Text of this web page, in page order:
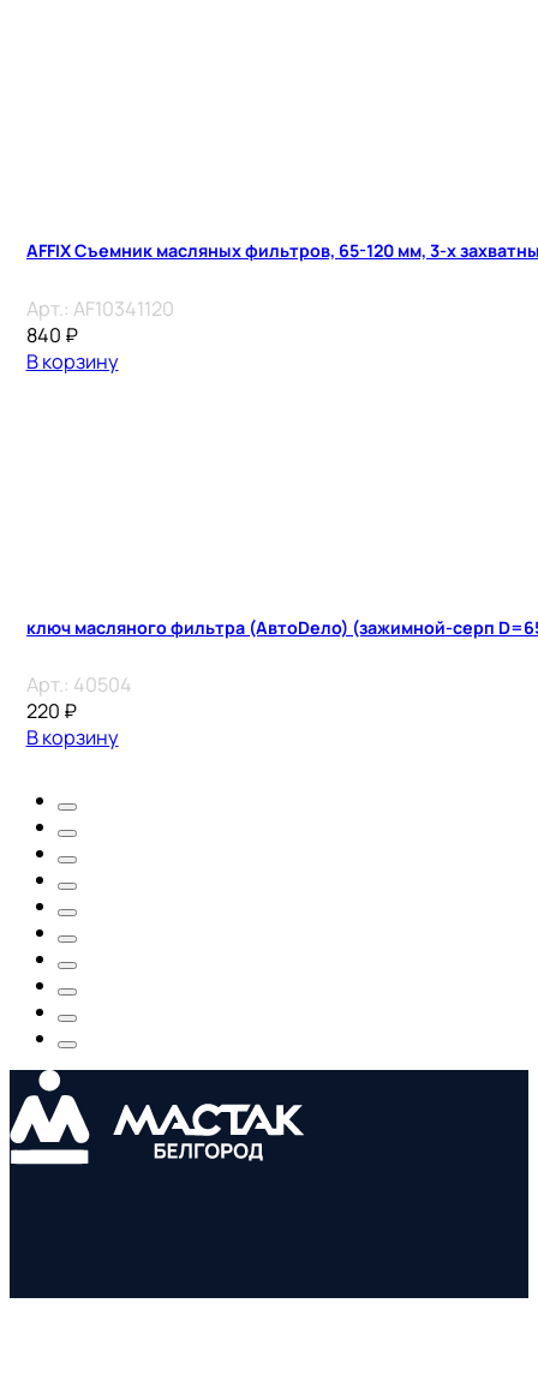
AFFIX Съемник масляных фильтров, 65-120 мм, 3-х
Арт.: AF10341120
840 ₽
В корзину
ключ масляного фильтра (АвтоDело) (зажимной-серп
Арт.: 40504
220 ₽
В корзину